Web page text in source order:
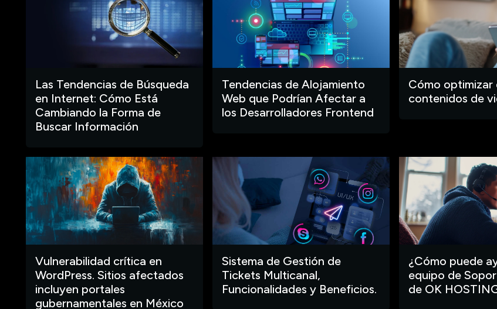
Las Tendencias de Búsqueda
en Internet: Cómo Está
Cambiando la Forma de
Buscar Información
Tendencias de Alojamiento
Web que Podrían Afectar a
los Desarrolladores Frontend
Cómo optimizar
contenidos de
Vulnerabilidad crítica en
WordPress. Sitios afectados
incluyen portales
gubernamentales en México
Sistema de Gestión de
Tickets Multicanal,
Funcionalidades y Beneficios.
¿Cómo puede
equipo de
de OK